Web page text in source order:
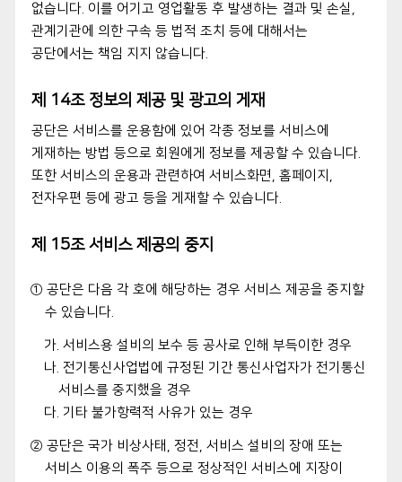
없습니다. 이를 어기고 영업활동 후 발생하는 결과 및 손실,
관계기관에 의한 구속 등 법적 조치 등에 대해서는
공단에서는 책임 지지 않습니다.
제 14조 정보의 제공 및 광고의 게재
공단은 서비스를 운용함에 있어 각종 정보를 서비스에
게재하는 방법 등으로 회원에게 정보를 제공할 수 있습니다.
또한 서비스의 운용과 관련하여 서비스화면, 홈페이지,
전자우편 등에 광고 등을 게재할 수 있습니다.
제 15조 서비스 제공의 중지
① 공단은 다음 각 호에 해당하는 경우 서비스 제공을 중지할
수 있습니다.
가. 서비스용 설비의 보수 등 공사로 인해 부득이한 경우
나. 전기통신사업법에 규정된 기간 통신사업자가 전기통신
서비스를 중지했을 경우
다. 기타 불가항력적 사유가 있는 경우
② 공단은 국가 비상사태, 정전, 서비스 설비의 장애 또는
서비스 이용의 폭주 등으로 정상적인 서비스에 지장이